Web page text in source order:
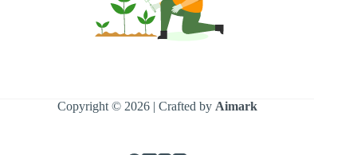
Copyright © 2026 | Crafted by Aimark